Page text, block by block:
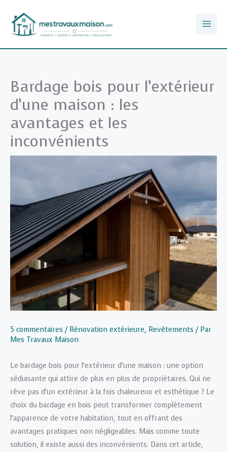
contenu
Bardage bois pour l’extérieur
d’une maison : les
avantages et les
inconvénients
5 commentaires / Rénovation extérieure, Revêtements / Par
Mes Travaux Maison
Le bardage bois pour l’extérieur d’une maison : une option
séduisante qui attire de plus en plus de propriétaires. Qui ne
rêve pas d’un extérieur à la fois chaleureux et esthétique ? Le
choix du bardage en bois peut transformer complètement
l’apparence de votre habitation, tout en offrant des
avantages pratiques non négligeables. Mais comme toute
solution, il existe aussi des inconvénients. Dans cet article,